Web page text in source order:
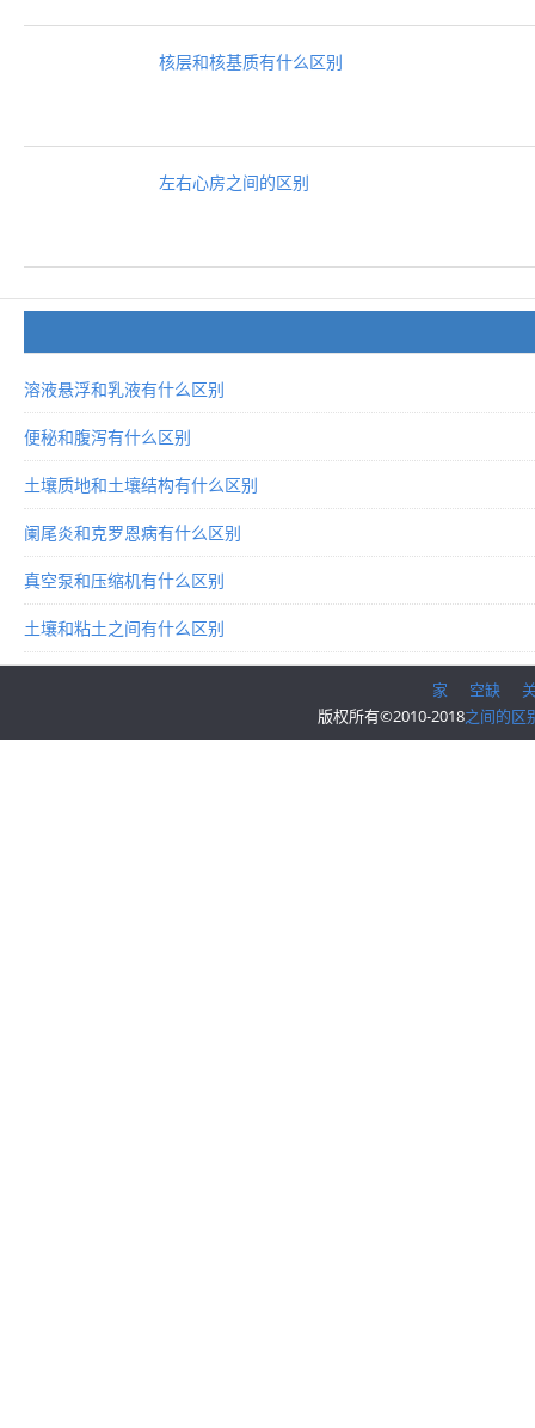
核层和核基质有什么区别
左右心房之间的区别
溶液悬浮和乳液有什么区别
便秘和腹泻有什么区别
土壤质地和土壤结构有什么区别
阑尾炎和克罗恩病有什么区别
真空泵和压缩机有什么区别
土壤和粘土之间有什么区别
家 空缺
版权所有©2010-2018之间的区